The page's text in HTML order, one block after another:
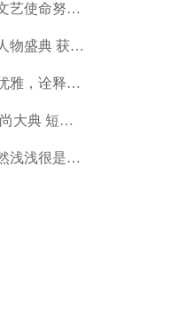
演员曹磊：用心演戏，肩负文艺使命努力前行
蔡徐坤连续4年出席GQ年度人物盛典 获“年度榜样
蔡徐坤黑色长斗篷造型尽显优雅，诠释诗意风尚
佟晨洁深V西装出席ELLE风尚大典 短裙之下大长腿
导演刘竞雅致毛衣出行，淡然浅浅很是美丽大方